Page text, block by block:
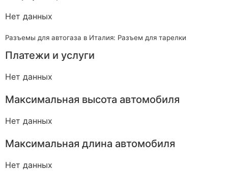
Нет данных
Разъемы для автогаза в Италия: Разъем для тарелки
Платежи и услуги
Нет данных
Максимальная высота автомобиля
Нет данных
Максимальная длина автомобиля
Нет данных